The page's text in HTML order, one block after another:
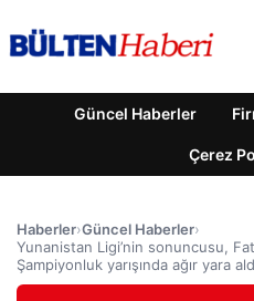
Güncel Haberler
Çerez
Haberler›Güncel Haberler›
Yunanistan Ligi’nin sonuncusu,
Şampiyonluk yarışında ağır yara